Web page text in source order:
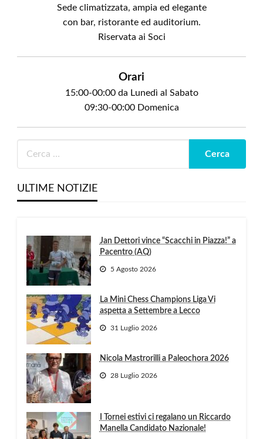
Sede climatizzata, ampia ed elegante
con bar, ristorante ed auditorium.
Riservata ai Soci
Orari
15:00-00:00 da Lunedì al Sabato
09:30-00:00 Domenica
ULTIME NOTIZIE
Jan Dettori vince “Scacchi in Piazza!” a
Pacentro (AQ)
5 Agosto 2026
La Mini Chess Champions Liga Vi
aspetta a Settembre a Lecco
31 Luglio 2026
Nicola Mastrorilli a Paleochora 2026
28 Luglio 2026
I Tornei estivi ci regalano un Riccardo
Manella Candidato Nazionale!